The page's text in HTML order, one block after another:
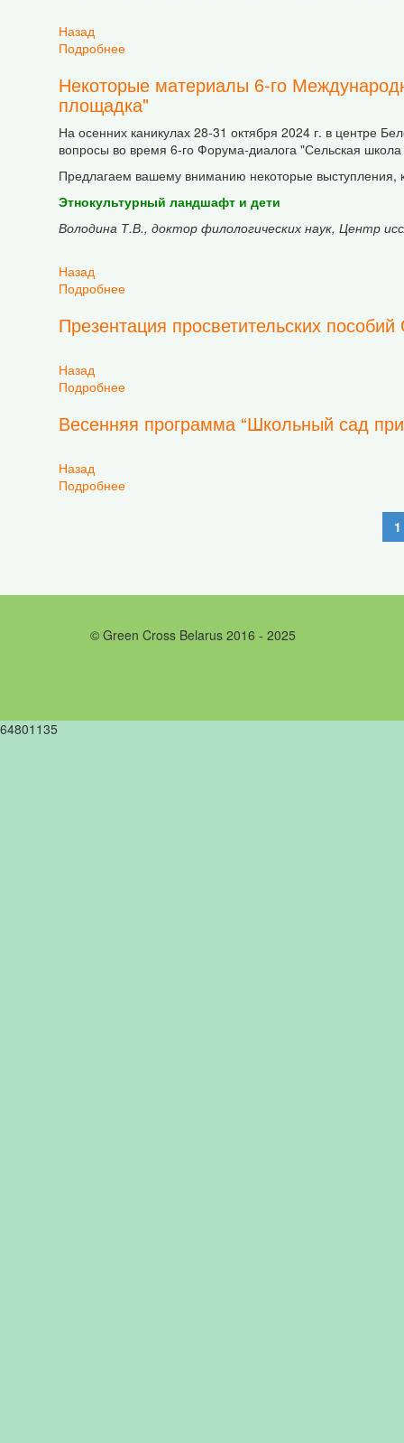
Назад
Подробнее
Некоторые материалы 6-го
площадка"
На осенних каникулах 28-31 октября 2024 г. в центре
вопросы во время 6-го Форума-диалога "Сельская
Предлагаем вашему вниманию некоторые
Этнокультурный ландшафт и дети
Володина Т.В., доктор филологических наук, Центр
Назад
Подробнее
Презентация просветительских
Назад
Подробнее
Весенняя программа “Школьный сад
Назад
Подробнее
1
© Green Cross Belarus 2016 - 2025
64801135